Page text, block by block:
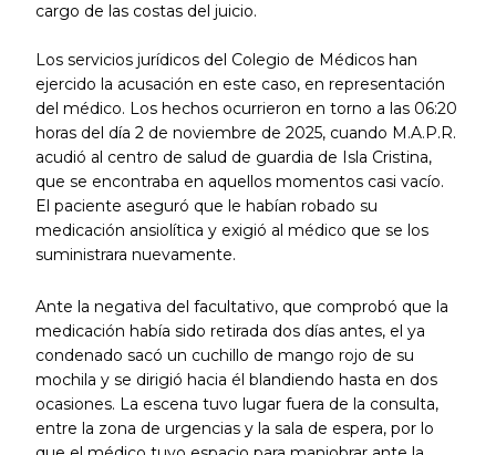
cargo de las costas del juicio.
Los servicios jurídicos del Colegio de Médicos han
ejercido la acusación en este caso, en representación
del médico. Los hechos ocurrieron en torno a las 06:20
horas del día 2 de noviembre de 2025, cuando M.A.P.R.
acudió al centro de salud de guardia de Isla Cristina,
que se encontraba en aquellos momentos casi vacío.
El paciente aseguró que le habían robado su
medicación ansiolítica y exigió al médico que se los
suministrara nuevamente.
Ante la negativa del facultativo, que comprobó que la
medicación había sido retirada dos días antes, el ya
condenado sacó un cuchillo de mango rojo de su
mochila y se dirigió hacia él blandiendo hasta en dos
ocasiones. La escena tuvo lugar fuera de la consulta,
entre la zona de urgencias y la sala de espera, por lo